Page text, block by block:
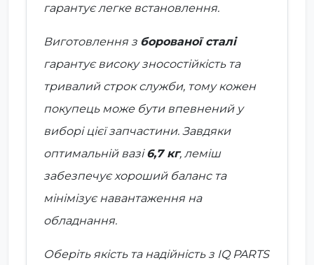
гарантує легке встановлення.
Виготовлення з борованої сталі
гарантує високу зносостійкість та
тривалий строк служби, тому кожен
покупець може бути впевнений у
виборі цієї запчастини. Завдяки
оптимальній вазі6,7 кг, леміш
забезпечує хороший баланс та
мінімізує навантаження на
обладнання.
Оберіть якість та надійність з IQ PARTS